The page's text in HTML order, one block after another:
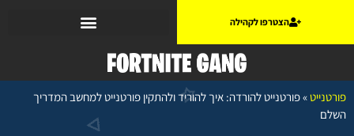
הצטרפו לקהילה
פורטנייט»פורטנייט להורדה: איך להוריד ולהתקין פורטנייט למחשב המדריך
השלם